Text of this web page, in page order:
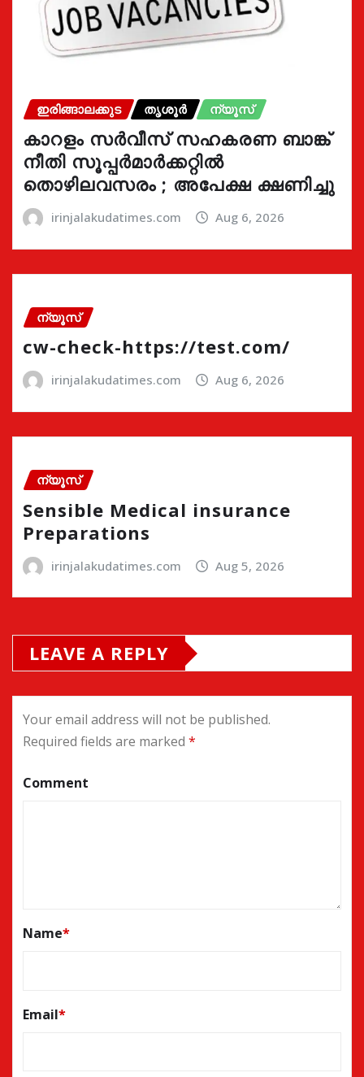
ഇരിങ്ങാലക്കുട തൃശൂർ ന്യൂസ്
കാറളം സർവീസ് സഹകരണ ബാങ്ക്
നീതി സൂപ്പർമാർക്കറ്റിൽ
തൊഴിലവസരം ; അപേക്ഷ ക്ഷണിച്ചു
irinjalakudatimes.com Aug 6, 2026
ന്യൂസ്
cw-check-https://test.com/
irinjalakudatimes.com Aug 6, 2026
ന്യൂസ്
Sensible Medical insurance
Preparations
irinjalakudatimes.com Aug 5, 2026
LEAVE A REPLY
Your email address will not be published.
Required fields are marked *
Comment
Name*
Email*